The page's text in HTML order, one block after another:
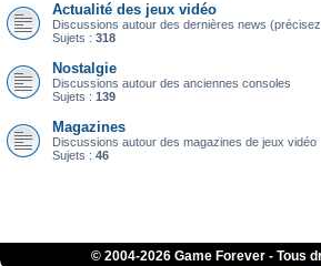
Actualité des jeux vidéo
Discussions autour des dernières news
Sujets : 318
Nostalgie
Discussions autour des anciennes consoles
Sujets : 139
Magazines
Discussions autour des magazines de jeux vidéo
Sujets : 46
© 2004-2026 Game Forever - Tous